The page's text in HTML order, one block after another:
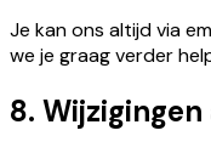
Je kan ons altijd via
we je graag verder
8.